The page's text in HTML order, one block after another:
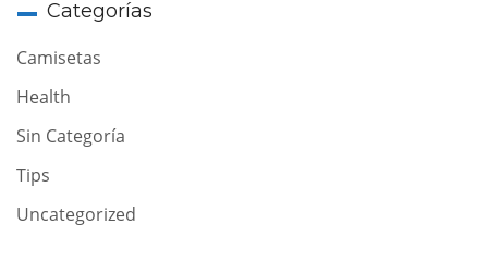
Categorías
Camisetas
Health
Sin Categoría
Tips
Uncategorized